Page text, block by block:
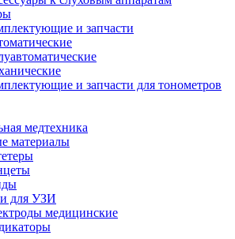
и запчасти
и запчасти для тонометров
медтехника
материалы
для УЗИ
медицинские